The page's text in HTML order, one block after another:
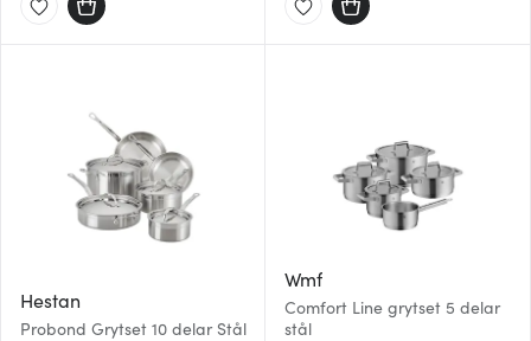
Hestan
Probond Grytset 10 delar Stål
Wmf
Comfort Line grytset 5 delar
stål